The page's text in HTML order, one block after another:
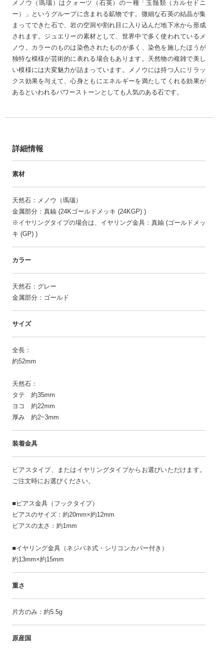
メノウ（瑪瑙）はクォーツ（石英）の一種「玉髄類（カルセドニ
ー）」というグループに含まれる鉱物です。微細な石英の結晶が集
まってできた石で、岩の空洞や割れ目に入り込んだ地下水から形成
されます。ジュエリーの素材として、世界中で多く使われているメ
ノウ。カラーのものは染色されたものが多く、染色を施したほうが
独特な模様が芸術的に表れる場合もあります。天然物の複雑で美し
い模様には大変魅力が詰まっています。メノウには持つ人にリラッ
クス効果を与えて、心身ともにエネルギーを満たしてくれる効果が
あるといわれるパワーストーンとしても人気のある石です。
詳細情報
素材
天然石：メノウ（瑪瑙）
金属部分：真鍮 (24Kゴールドメッキ (24KGP) )
※イヤリングタイプの場合は、イヤリング金具：真鍮 (ゴールドメッ
キ (GP) )
カラー
天然石：グレー
金属部分：ゴールド
サイズ
全長：
約52mm
天然石：
タテ 約35mm
ヨコ 約22mm
厚み 約2~3mm
装着金具
ピアスタイプ、またはイヤリングタイプからお選びいただけます。
ご注文時にお選びください。
■ピアス金具（フックタイプ）
ピアスのサイズ：約20mm×約12mm
ピアスの太さ：約1mm
■イヤリング金具（ネジバネ式・シリコンカバー付き）
約13mm×約15mm
重さ
片方のみ：約5.5g
原産国